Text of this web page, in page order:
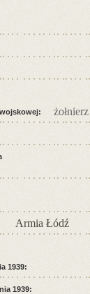
żołnierz
Armia Łódź
1939:
1939: